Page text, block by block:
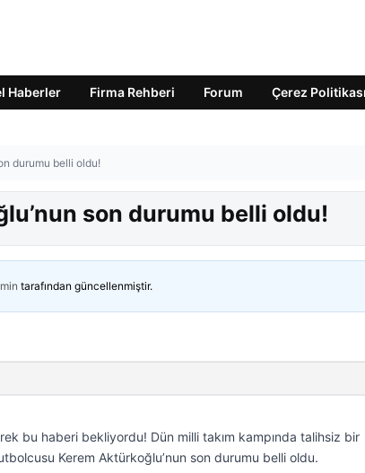
Haberler Firma Rehberi Forum Çerez Politikası
durumu belli oldu!
son durumu belli oldu!
tarafından güncellenmiştir.
bu haberi bekliyordu! Dün milli takım kampında talihsiz bir
Kerem Aktürkoğlu’nun son durumu belli oldu.